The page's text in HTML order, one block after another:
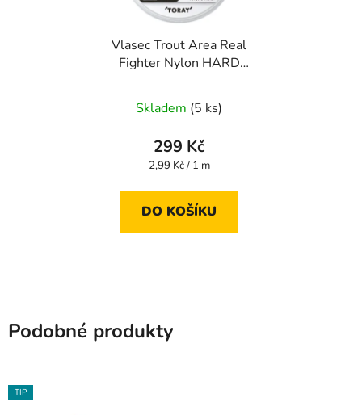
Vlasec Trout Area Real
Fighter Nylon HARD
Skladem (5 ks)
299 Kč
Měrná
2,99 Kč / 1 m
DO KOŠÍKU
Podobné produkty
TIP